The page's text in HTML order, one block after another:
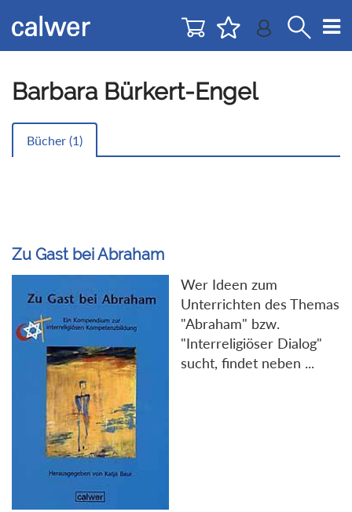
zur
Navigation
zum
Inhalt
Barbara Bürkert-Engel
Bücher (1)
Zu Gast bei Abraham
Wer Ideen zum
Unterrichten des Themas
"Abraham" bzw.
"Interreligiöser Dialog"
sucht, findet neben ...